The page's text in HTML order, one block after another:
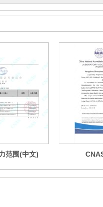
范围(中文)